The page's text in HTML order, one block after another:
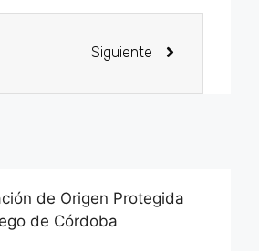
Siguiente